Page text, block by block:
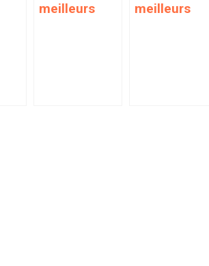
meilleurs
meilleurs